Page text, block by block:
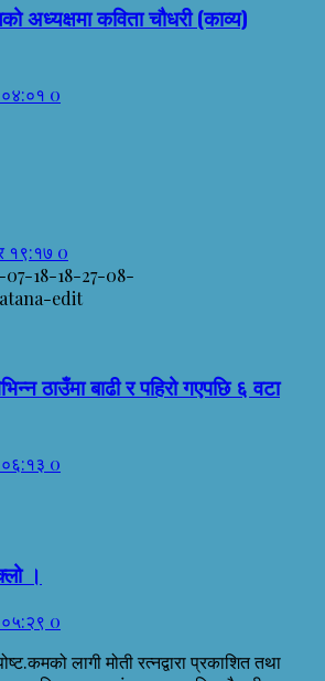
कविता चौधरी (काव्य)
०४:०१ 0
१९:१७ 0
ठाउँमा बाढी र पहिरो गएपछि ६ वटा
0
।
0
लागी मोती रत्नद्वारा प्रकाशित तथा